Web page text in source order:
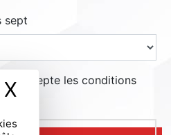
X Masquer le
sept
j'accepte les conditions
**